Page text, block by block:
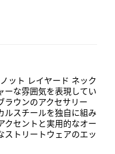
ット レイヤード ネック
ーな雰囲気を表現してい
ラウンのアクセサリー
ルスチールを独自に組み
クセントと実用的なオー
ストリートウェアのエッ